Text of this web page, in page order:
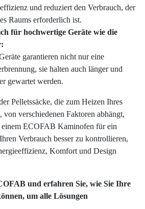
und reduziert den Verbrauch, der
Raums erforderlich ist.
für hochwertige Geräte wie die
garantieren nicht nur eine
sie halten auch länger und
gewartet werden.
Pelletssäcke, die zum Heizen Ihres
von verschiedenen Faktoren abhängt,
einem ECOFAB Kaminofen für ein
Verbrauch besser zu kontrollieren,
Komfort und Design
und erfahren Sie, wie Sie Ihre
um alle Lösungen